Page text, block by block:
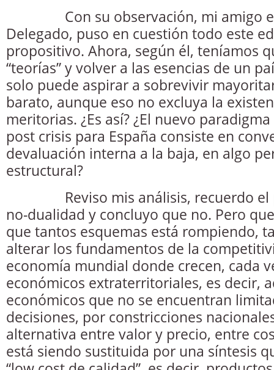
Con su observación, mi amigo el
Delegado, puso en cuestión todo este
propositivo. Ahora, según él, teníamos
“teorías” y volver a las esencias de un
solo puede aspirar a sobrevivir
barato, aunque eso no excluya la
meritorias. ¿Es así? ¿El nuevo
post crisis para España consiste en
devaluación interna a la baja, en algo
estructural?
Reviso mis análisis, recuerdo el
no-dualidad y concluyo que no. Pero
que tantos esquemas está rompiendo,
alterar los fundamentos de la
economía mundial donde crecen, cada
económicos extraterritoriales, es decir,
económicos que no se encuentran
decisiones, por constricciones
alternativa entre valor y precio, entre
está siendo sustituida por una síntesis